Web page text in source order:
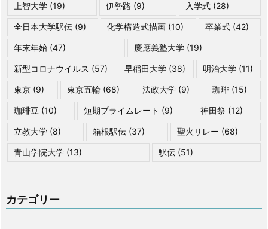
上智大学 (19) 伊勢路 (9) 入学式 (28)
全日本大学駅伝 (9) 化学構造式描画 (10) 卒業式(42)
年末年始 (47) 慶應義塾大学(19)
新型コロナウイルス (57) 早稲田大学 (38) 明治大学(11)
東京 (9) 東京五輪 (68) 法政大学 (9) 珈琲 (15)
珈琲豆 (10) 短期プライムレート (9) 神田祭(12)
立教大学 (8) 箱根駅伝 (37) 聖火リレー (68)
青山学院大学 (13) 駅伝 (51)
カテゴリー